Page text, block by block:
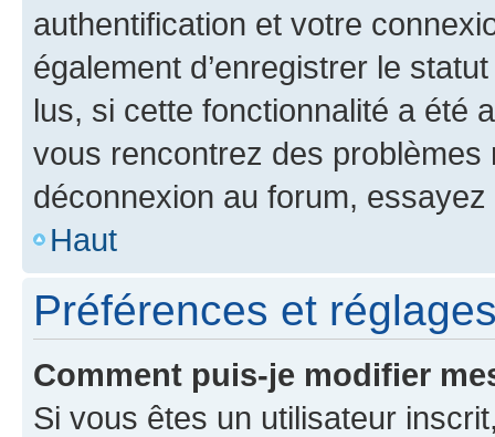
authentification et votre
également d’enregistrer le
lus, si cette fonctionnalité a été
vous rencontrez des
déconnexion au forum,
Haut
Préférences et
Comment puis-je modifier
Si vous êtes un utilisateur